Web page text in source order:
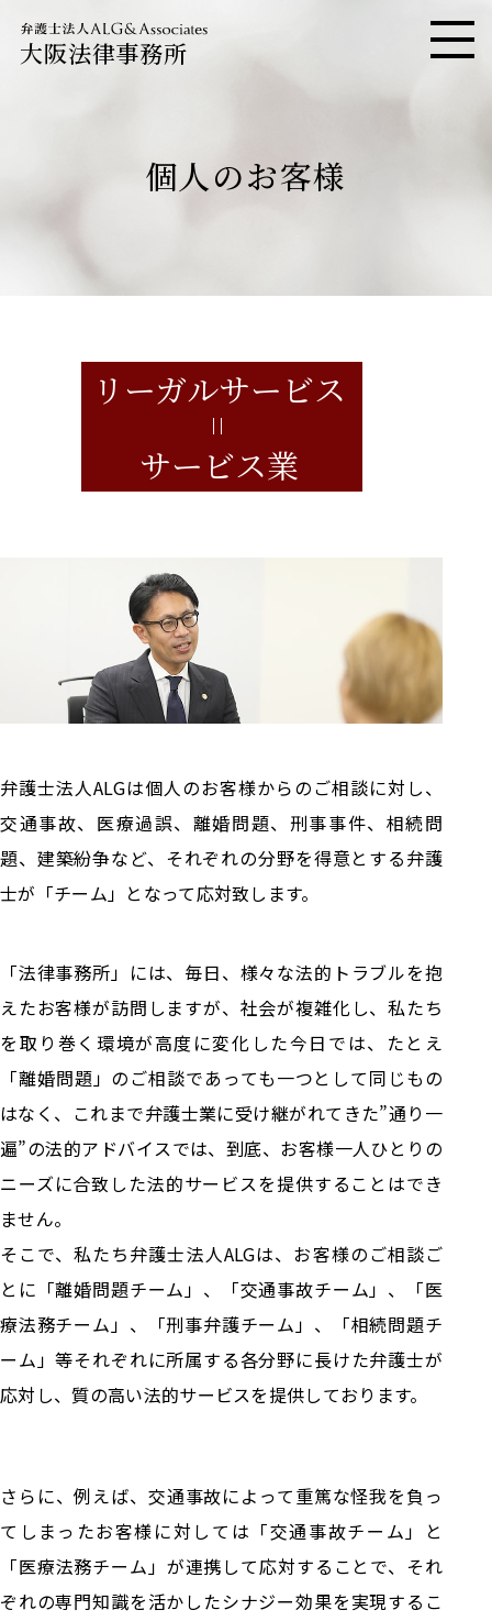
大阪法律事務所
個人のお客様
リーガルサービス
サービス業
弁護士法人ALGは個人のお客様からのご相談に対し、
交通事故、医療過誤、離婚問題、刑事事件、相続問
題、建築紛争など、それぞれの分野を得意とする弁護
士が「チーム」となって応対致します。
「法律事務所」には、毎日、様々な法的トラブルを抱
えたお客様が訪問しますが、社会が複雑化し、私たち
を取り巻く環境が高度に変化した今日では、たとえ
「離婚問題」のご相談であっても一つとして同じもの
はなく、これまで弁護士業に受け継がれてきた”通り一
遍”の法的アドバイスでは、到底、お客様一人ひとりの
ニーズに合致した法的サービスを提供することはでき
ません。
そこで、私たち弁護士法人ALGは、お客様のご相談ご
とに「離婚問題チーム」、「交通事故チーム」、「医
療法務チーム」、「刑事弁護チーム」、「相続問題チ
ーム」等それぞれに所属する各分野に長けた弁護士が
応対し、質の高い法的サービスを提供しております。
さらに、例えば、交通事故によって重篤な怪我を負っ
てしまったお客様に対しては「交通事故チーム」と
「医療法務チーム」が連携して応対することで、それ
ぞれの専門知識を活かしたシナジー効果を実現するこ